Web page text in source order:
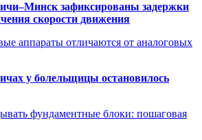
зафиксированы задержки
скорости движения
аппараты отличаются от аналоговых
у болельщицы остановилось
фундаментные блоки: пошаговая